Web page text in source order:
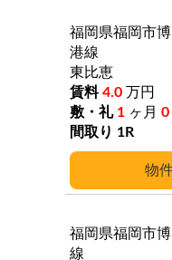
福岡県福岡市博
港線
東比恵
4.0 万円
1 ヶ月 0
1R
福岡県福岡市博
線